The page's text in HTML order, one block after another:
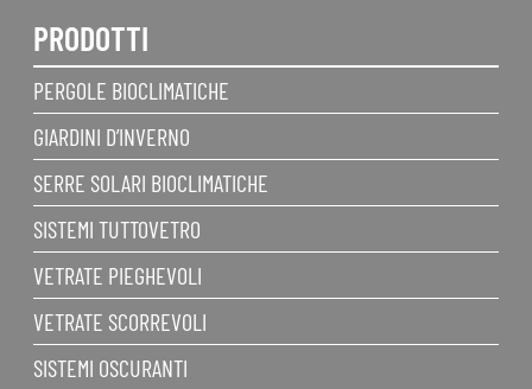
PRODOTTI
PERGOLE BIOCLIMATICHE
GIARDINI D’INVERNO
SERRE SOLARI BIOCLIMATICHE
SISTEMI TUTTOVETRO
VETRATE PIEGHEVOLI
VETRATE SCORREVOLI
SISTEMI OSCURANTI